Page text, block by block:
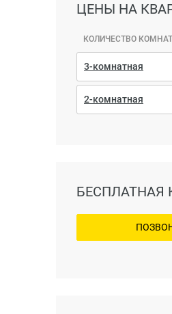
ЦЕНЫ НА
КОЛИЧЕСТВО КОМНАТ
3-комнатная
2-комнатная
БЕСПЛАТНАЯ